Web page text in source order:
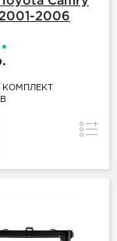
2006
КОМПЛЕКТ